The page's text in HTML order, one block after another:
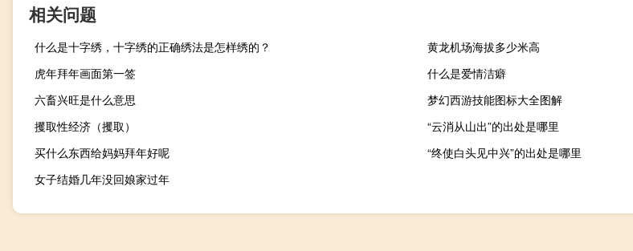
相关问题
什么是十字绣，十字绣的正确绣法是怎样绣的？
黄龙机场海拔多少米高
虎年拜年画面第一签
什么是爱情洁癖
六畜兴旺是什么意思
梦幻西游技能图标大全图解
攫取性经济（攫取）
“云消从山出”的出处是哪里
买什么东西给妈妈拜年好呢
“终使白头见中兴”的出处是哪里
女子结婚几年没回娘家过年